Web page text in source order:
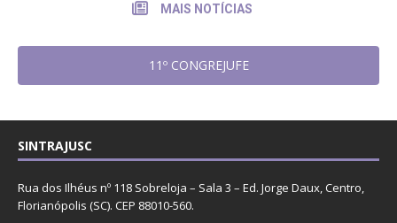
MAIS NOTÍCIAS
11º CONGREJUFE
SINTRAJUSC
Rua dos Ilhéus nº 118 Sobreloja – Sala 3 – Ed. Jorge Daux, Centro,
Florianópolis (SC). CEP 88010-560.